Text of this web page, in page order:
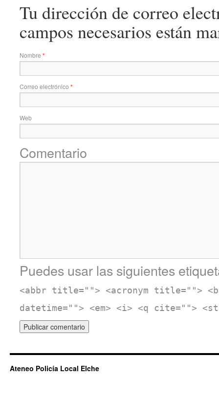
Tu dirección de correo
campos necesarios están
Nombre *
Correo electrónico *
Web
Comentario
Puedes usar las siguientes
<abbr title=""> <acronym title="">
datetime=""> <em> <i> <q cite="">
Ateneo Policía Local Elche